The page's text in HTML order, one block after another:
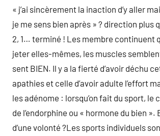
« j’ai sincèrement la inaction d’y aller
je me sens bien après » ? direction plus
2, 1… terminé ! Les membre continuent
jeter elles-mêmes, les muscles
sent BIEN. Il y a la fierté d’avoir déchu
apathies et celle d’avoir adulte l’effort
les adénome : lorsqu’on fait du sport, le
de l’endorphine ou « hormone du bien ».
d’une volonté ?Les sports individuels